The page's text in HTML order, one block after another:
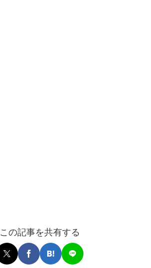
この記事を共有する